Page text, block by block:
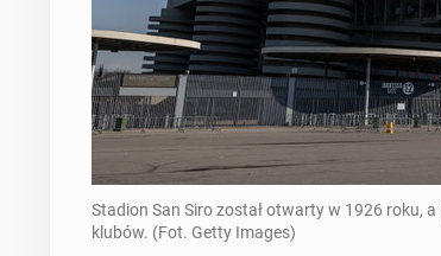
Stadion San Siro został otwarty w 1926 roku,
klubów. (Fot. Getty Images)